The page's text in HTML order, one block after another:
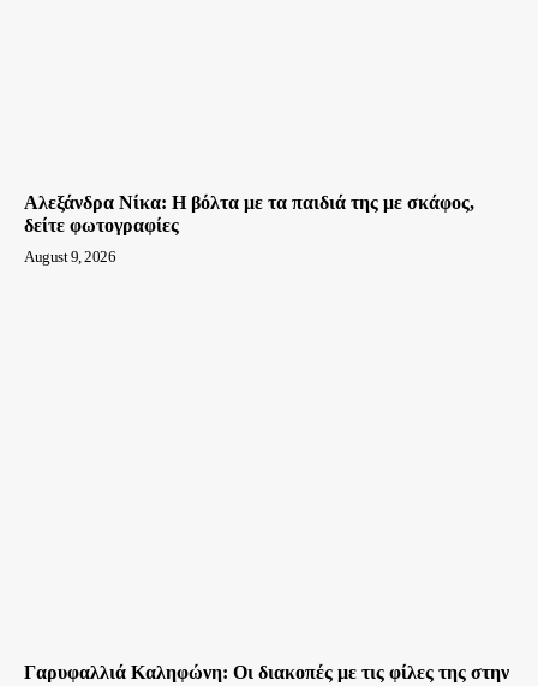
Αλεξάνδρα Νίκα: Η βόλτα με τα παιδιά της με σκάφος,
δείτε φωτογραφίες
August 9, 2026
Γαρυφαλλιά Καληφώνη: Οι διακοπές με τις φίλες της στην